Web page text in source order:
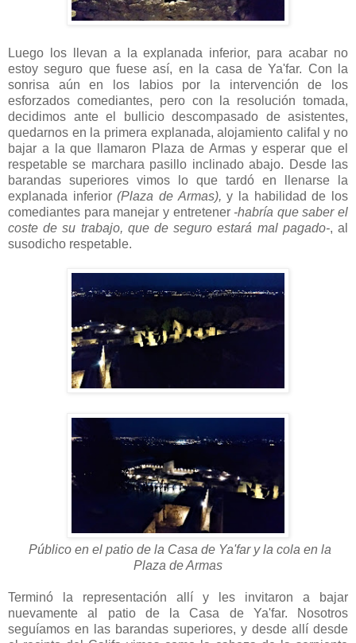
Luego los llevan a la explanada inferior, para acabar no
estoy seguro que fuese así, en la casa de Ya'far. Con la
sonrisa aún en los labios por la intervención de los
esforzados comediantes, pero con la resolución tomada,
decidimos ante el bullicio descompasado de asistentes,
quedarnos en la primera explanada, alojamiento califal y no
bajar a la que llamaron Plaza de Armas y esperar que el
respetable se marchara pasillo inclinado abajo. Desde las
barandas superiores vimos lo que tardó en llenarse la
explanada inferior(Plaza de Armas), y la habilidad de los
comediantes para manejar y entretener -habría que saber el
coste de su trabajo, que de seguro estará mal pagado-, al
susodicho respetable.
Público en el patio de la Casa de Ya'far y la cola en la
Plaza de Armas
Terminó la representación allí y les invitaron a bajar
nuevamente al patio de la Casa de Ya'far. Nosotros
seguíamos en las barandas superiores, y desde allí desde